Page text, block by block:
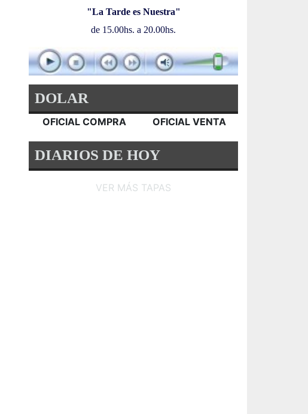
"La Tarde es Nuestra"
de 15.00hs. a 20.00hs.
DOLAR
OFICIAL COMPRA OFICIAL VENTA
DIARIOS DE HOY
VER MÁS TAPAS